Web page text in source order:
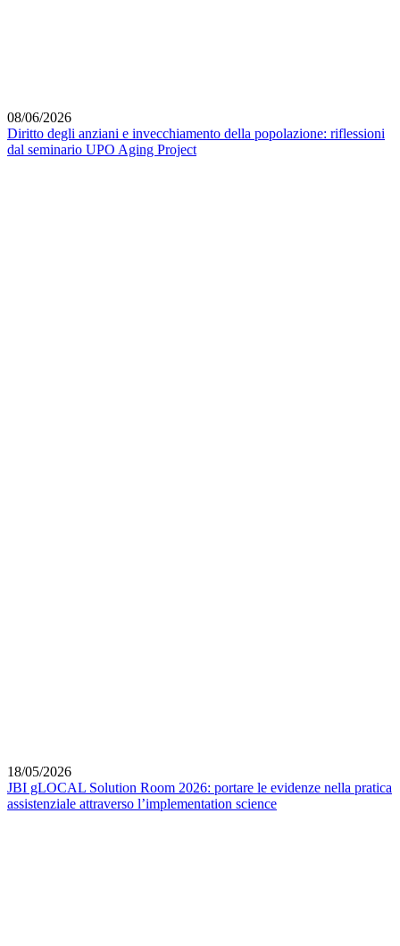
08/06/2026
Diritto degli anziani e invecchiamento della popolazione: riflessioni
dal seminario UPO Aging Project
18/05/2026
JBI gLOCAL Solution Room 2026: portare le evidenze nella pratica
assistenziale attraverso l’implementation science